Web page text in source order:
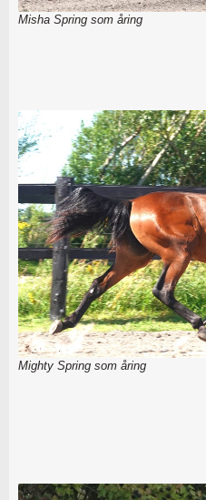
Misha Spring som åring
Mighty Spring som åring